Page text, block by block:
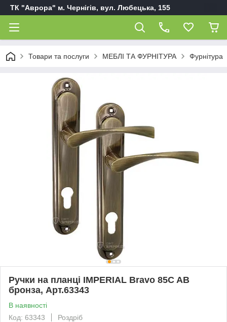
ТК "Аврора" м. Чернігів, вул. Любецька, 155
Товари та послуги МЕБЛІ ТА ФУРНІТУРА Фурнітура
Ручки на планці IMPERIAL Bravo 85C AB
бронза, Арт.63343
В наявності
Код: 63343
Роздріб